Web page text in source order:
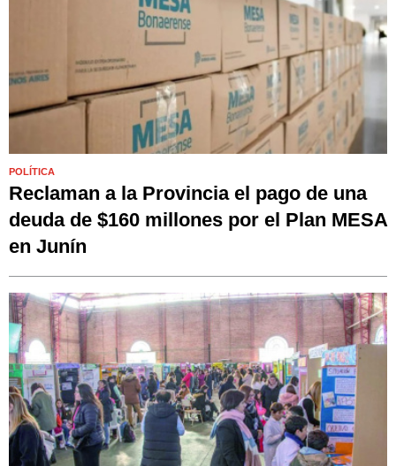
POLÍTICA
Reclaman a la Provincia el pago de una
deuda de $160 millones por el Plan MESA
en Junín